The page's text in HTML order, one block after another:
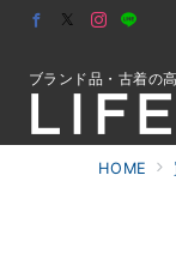
ブランド品・古着の
HOME